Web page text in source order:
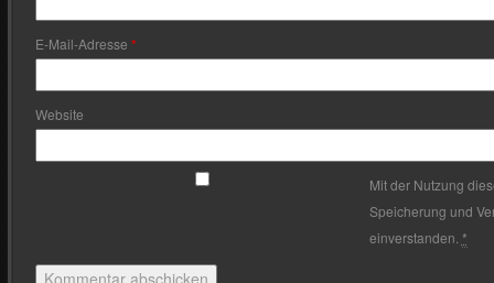
E-Mail-Adresse *
Website
Mit der Nutzung
Speicherung und
einverstanden. *